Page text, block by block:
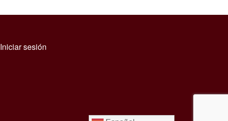
Menú de cuenta de usuario
Iniciar sesión